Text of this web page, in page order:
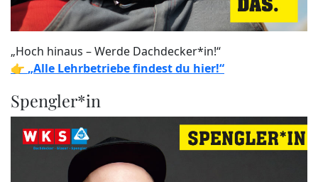
„Hoch hinaus – Werde Dachdecker*in!“
👉 „Alle Lehrbetriebe findest du hier!“
Spengler*in